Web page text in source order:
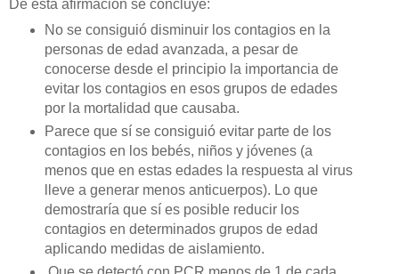
De esta afirmación se concluye:
No se consiguió disminuir los contagios en la
personas de edad avanzada, a pesar de
conocerse desde el principio la importancia de
evitar los contagios en esos grupos de edades
por la mortalidad que causaba.
Parece que sí se consiguió evitar parte de los
contagios en los bebés, niños y jóvenes (a
menos que en estas edades la respuesta al virus
lleve a generar menos anticuerpos). Lo que
demostraría que sí es posible reducir los
contagios en determinados grupos de edad
aplicando medidas de aislamiento.